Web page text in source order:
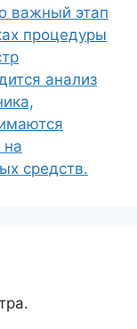
важный этап
процедуры
анализ
средств.